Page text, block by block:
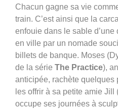
Chacun gagne sa vie
train. C’est ainsi que la
enfouie dans le sable
en ville par un nomade
billets de banque. Moses
de la série The Practice),
anticipée, rachète quelques
les offrir à sa petite amie Jill
occupe ses journées à